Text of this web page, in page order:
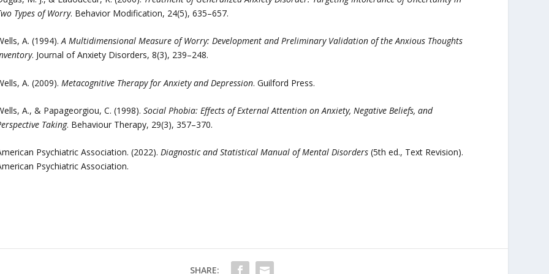
Types of Worry. Behavior Modification, 24(5), 635–657.
A. (1994).A Multidimensional Measure of Worry: Development and Preliminary Validation of the Anxious Thoughts
. Journal of Anxiety Disorders, 8(3), 239–248.
A. (2009). Metacognitive Therapy for Anxiety and Depression. Guilford Press.
A., & Papageorgiou, C. (1998). Social Phobia: Effects of External Attention on Anxiety, Negative Beliefs, and
Taking. Behaviour Therapy, 29(3), 357–370.
Psychiatric Association. (2022). Diagnostic and Statistical Manual of Mental Disorders(5th ed., Text Revision).
Psychiatric Association.
SHARE: